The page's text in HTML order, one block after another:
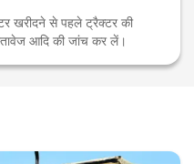
खरीदने से पहले ट्रैक्टर की
आदि की जांच कर लें।